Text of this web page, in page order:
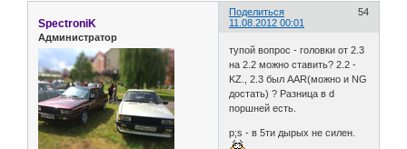
Поделиться
54
11.08.2012 00:01
SpectroniK
Администратор
тупой вопрос - головки от 2.3
на 2.2 можно ставить? 2.2 -
KZ., 2.3 был AAR(можно и NG
достать) ? Разница в d
поршней есть.
p;s - в 5ти дырых не силен.